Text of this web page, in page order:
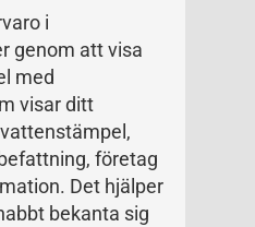
i
genom att visa
med
visar ditt
företag
Det hjälper
bekanta sig